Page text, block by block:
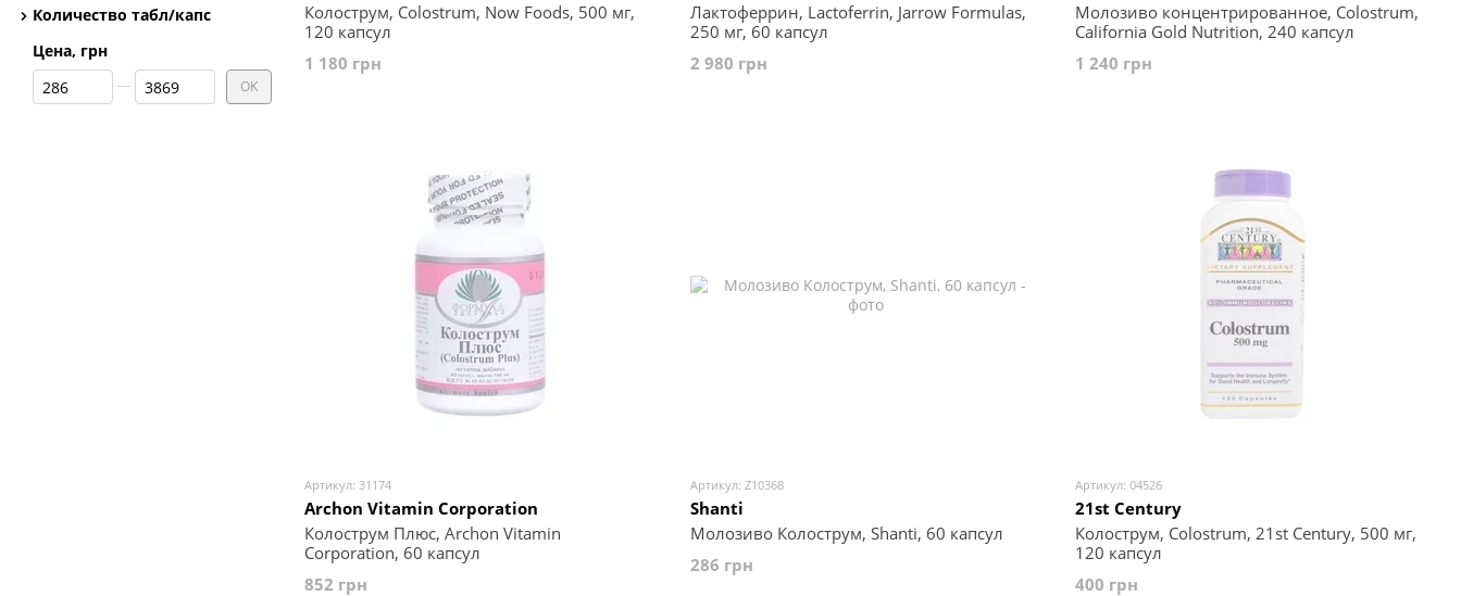
Колострум, Colostrum, Now Foods, 500 мг,
120 капсул
1 180 грн
Лактоферрин, Lactoferrin, Jarrow Formulas,
250 мг, 60 капсул
2 980 грн
Молозиво концентрированное, Colostrum,
California Gold Nutrition, 240 капсул
1 240 грн
Артикул: 31174
Archon Vitamin Corporation
Колострум Плюс, Archon Vitamin
Corporation, 60 капсул
852 грн
Артикул: Z10368
Shanti
Молозиво Колострум, Shanti, 60 капсул
286 грн
Артикул: 04526
21st Century
Колострум, Colostrum, 21st Century, 500 мг,
120 капсул
400 грн
Количество табл/капс
Цена, грн
От Цена, грн
До Цена, грн OK